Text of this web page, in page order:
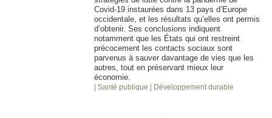
Covid-19 instaurées dans 13 pays d’Europe
occidentale, et les résultats qu’elles ont permis
d’obtenir. Ses conclusions indiquent
notamment que les États qui ont restreint
précocement les contacts sociaux sont
parvenus à sauver davantage de vies que les
autres, tout en préservant mieux leur
économie.
| Santé publique | Développement durable